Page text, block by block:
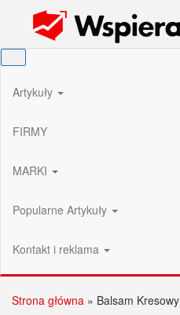
Wspieram Rozwój PL
Artykuły
FIRMY
MARKI
Popularne Artykuły
Kontakt i reklama
Strona główna » Balsam Kresowy